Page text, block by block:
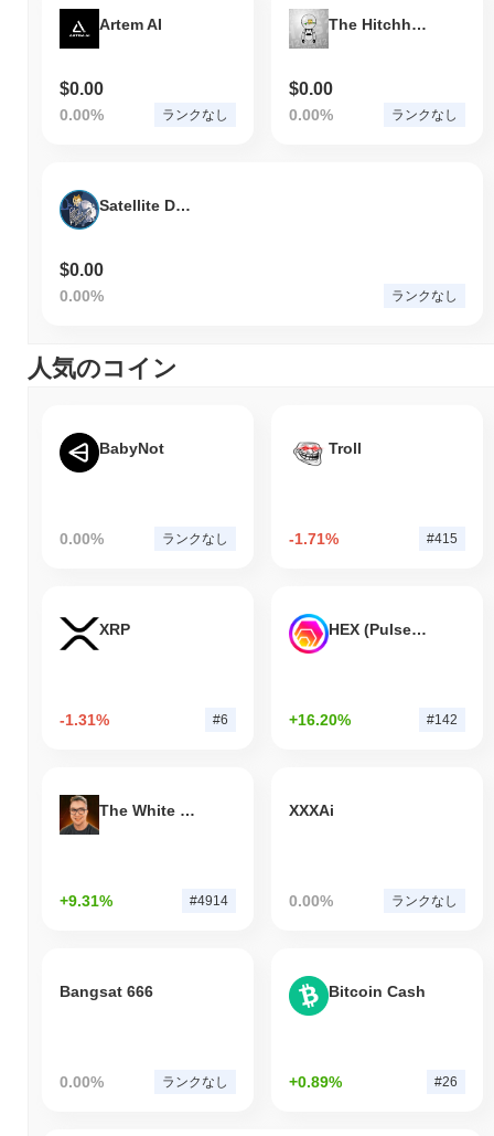
Artem AI
$0.00
0.00% ランクなし
The Hitchhikers Guide to the Galaxy
$0.00
0.00% ランクなし
Satellite Doge-1
$0.00
0.00% ランクなし
人気のコイン
BabyNot
0.00% ランクなし
Troll
-1.71% #415
XRP
-1.31% #6
HEX (Pulsechain)
+16.20% #142
The White Bull
+9.31% #4914
XXXAi
0.00% ランクなし
Bangsat 666
0.00% ランクなし
Bitcoin Cash
+0.89% #26